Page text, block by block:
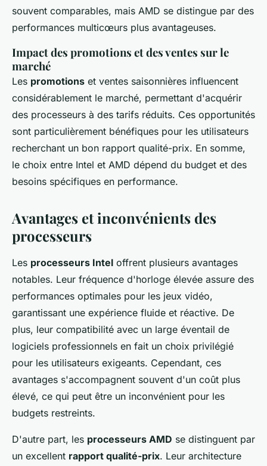
souvent comparables, mais AMD se distingue par des
performances multicœurs plus avantageuses.
Impact des promotions et des ventes sur le
marché
Les promotions et ventes saisonnières influencent
considérablement le marché, permettant d'acquérir
des processeurs à des tarifs réduits. Ces opportunités
sont particulièrement bénéfiques pour les utilisateurs
recherchant un bon rapport qualité-prix. En somme,
le choix entre Intel et AMD dépend du budget et des
besoins spécifiques en performance.
Avantages et inconvénients des
processeurs
Les processeurs Intel offrent plusieurs avantages
notables. Leur fréquence d'horloge élevée assure des
performances optimales pour les jeux vidéo,
garantissant une expérience fluide et réactive. De
plus, leur compatibilité avec un large éventail de
logiciels professionnels en fait un choix privilégié
pour les utilisateurs exigeants. Cependant, ces
avantages s'accompagnent souvent d'un coût plus
élevé, ce qui peut être un inconvénient pour les
budgets restreints.
D'autre part, les processeurs AMD se distinguent par
un excellent rapport qualité-prix. Leur architecture